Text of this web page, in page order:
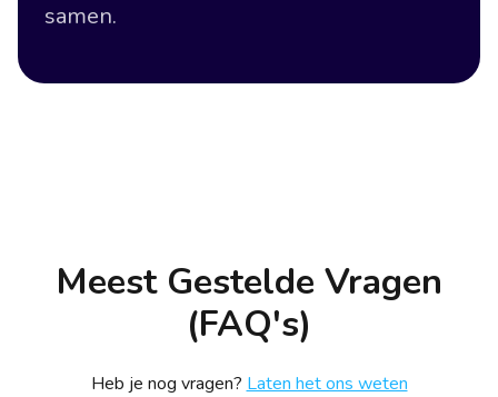
samen.
Meest Gestelde Vragen
(FAQ's)
Heb je nog vragen? Laten het ons weten